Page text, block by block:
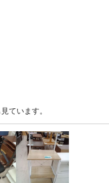
ています。